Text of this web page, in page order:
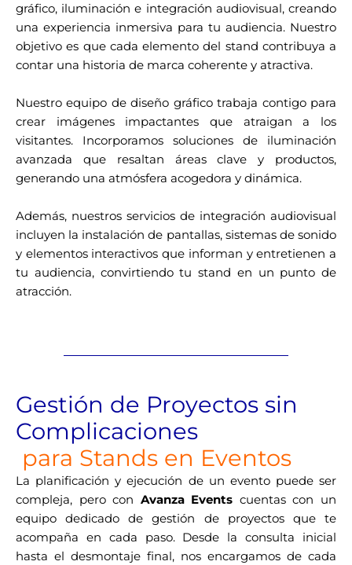
gráfico, iluminación e integración audiovisual, creando
una experiencia inmersiva para tu audiencia. Nuestro
objetivo es que cada elemento del stand contribuya a
contar una historia de marca coherente y atractiva.
Nuestro equipo de diseño gráfico trabaja contigo para
crear imágenes impactantes que atraigan a los
visitantes. Incorporamos soluciones de iluminación
avanzada que resaltan áreas clave y productos,
generando una atmósfera acogedora y dinámica.
Además, nuestros servicios de integración audiovisual
incluyen la instalación de pantallas, sistemas de sonido
y elementos interactivos que informan y entretienen a
tu audiencia, convirtiendo tu stand en un punto de
atracción.
Gestión de Proyectos sin
Complicaciones
para Stands en Eventos
La planificación y ejecución de un evento puede ser
compleja, pero con Avanza Events cuentas con un
equipo dedicado de gestión de proyectos que te
acompaña en cada paso. Desde la consulta inicial
hasta el desmontaje final, nos encargamos de cada